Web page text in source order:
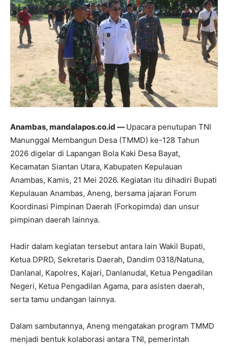
Anambas, mandalapos.co.id — Upacara penutupan TNI
Manunggal Membangun Desa (TMMD) ke-128 Tahun
2026 digelar di Lapangan Bola Kaki Desa Bayat,
Kecamatan Siantan Utara, Kabupaten Kepulauan
Anambas, Kamis, 21 Mei 2026. Kegiatan itu dihadiri Bupati
Kepulauan Anambas, Aneng, bersama jajaran Forum
Koordinasi Pimpinan Daerah (Forkopimda) dan unsur
pimpinan daerah lainnya.
Hadir dalam kegiatan tersebut antara lain Wakil Bupati,
Ketua DPRD, Sekretaris Daerah, Dandim 0318/Natuna,
Danlanal, Kapolres, Kajari, Danlanudal, Ketua Pengadilan
Negeri, Ketua Pengadilan Agama, para asisten daerah,
serta tamu undangan lainnya.
Dalam sambutannya, Aneng mengatakan program TMMD
menjadi bentuk kolaborasi antara TNI, pemerintah